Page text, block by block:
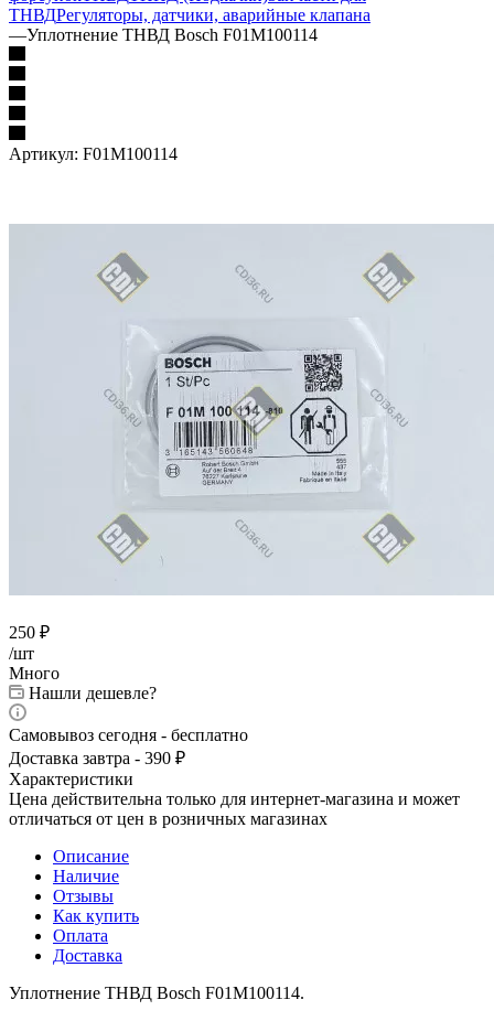
ТНВДРегуляторы, датчики, аварийные клапана
—Уплотнение ТНВД Bosch F01M100114
Артикул: F01M100114
250 ₽
/шт
Много
Нашли дешевле?
Самовывоз сегодня - бесплатно
Доставка завтра - 390 ₽
Характеристики
Цена действительна только для интернет-магазина и может
отличаться от цен в розничных магазинах
Описание
Наличие
Отзывы
Как купить
Оплата
Доставка
Уплотнение ТНВД Bosch F01M100114.